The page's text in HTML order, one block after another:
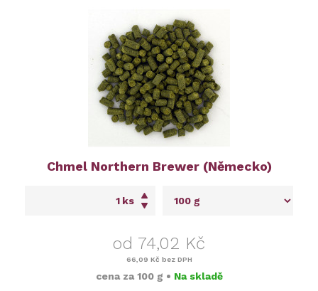
Chmel Northern Brewer (Německo)
ks
od 74,02 Kč
66,09 Kč bez DPH
cena za 100 g • Na skladě